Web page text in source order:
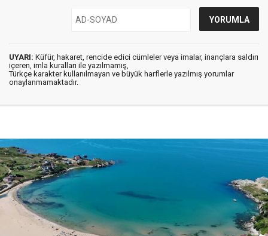
UYARI: Küfür, hakaret, rencide edici cümleler veya imalar, inançlara saldırı
içeren, imla kuralları ile yazılmamış,
Türkçe karakter kullanılmayan ve büyük harflerle yazılmış yorumlar
onaylanmamaktadır.